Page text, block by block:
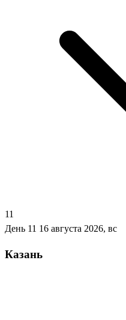
11
День 11 16 августа 2026, вс
Казань